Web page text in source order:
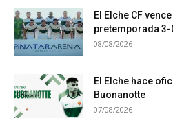
El Elche CF
pretemporada 3-
08/08/2026
El Elche hace
Buonanotte
07/08/2026